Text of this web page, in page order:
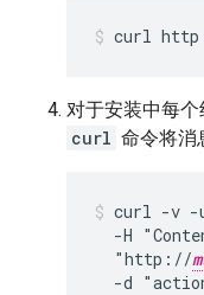
curl
对于安装中每
curl 命令将消
curl -v -
-H
  "http://
-d